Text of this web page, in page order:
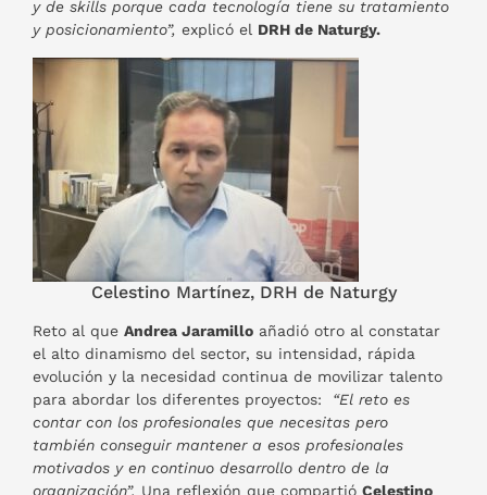
y de skills porque cada tecnología tiene su tratamiento
y posicionamiento”, explicó el DRH de Naturgy.
Celestino Martínez, DRH de Naturgy
Reto al que Andrea Jaramillo añadió otro al constatar
el alto dinamismo del sector, su intensidad, rápida
evolución y la necesidad continua de movilizar talento
para abordar los diferentes proyectos: “El reto es
contar con los profesionales que necesitas pero
también conseguir mantener a esos profesionales
motivados y en continuo desarrollo dentro de la
organización”. Una reflexión que compartió Celestino